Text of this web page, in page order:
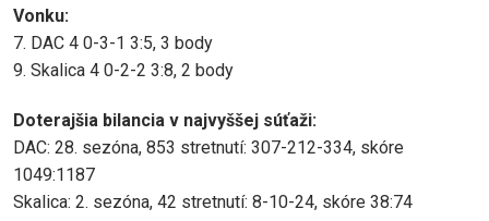
Vonku:
7. DAC 4 0-3-1 3:5, 3 body
9. Skalica 4 0-2-2 3:8, 2 body
Doterajšia bilancia v najvyššej súťaži:
DAC: 28. sezóna, 853 stretnutí: 307-212-334, skóre
1049:1187
Skalica: 2. sezóna, 42 stretnutí: 8-10-24, skóre 38:74